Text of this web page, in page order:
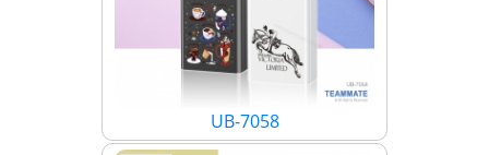
UB-7058